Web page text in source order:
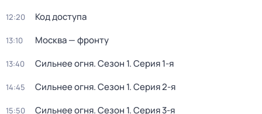
12:20 Код доступа
13:10 Moсква — фронту
13:40 Сильнее огня. Сезон 1. Серия 1-я
14:45 Сильнее огня. Сезон 1. Серия 2-я
15:50 Сильнее огня. Сезон 1. Серия 3-я